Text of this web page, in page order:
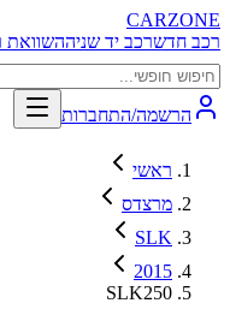
CARZONE
רכב חדשרכב יד שניההשוואת
הרשמה/התחברות
ראשי
מרצדס
SLK
2015
SLK250